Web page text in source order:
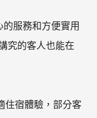
服務和方便實用
究的客人也能在
住宿體驗，部分客